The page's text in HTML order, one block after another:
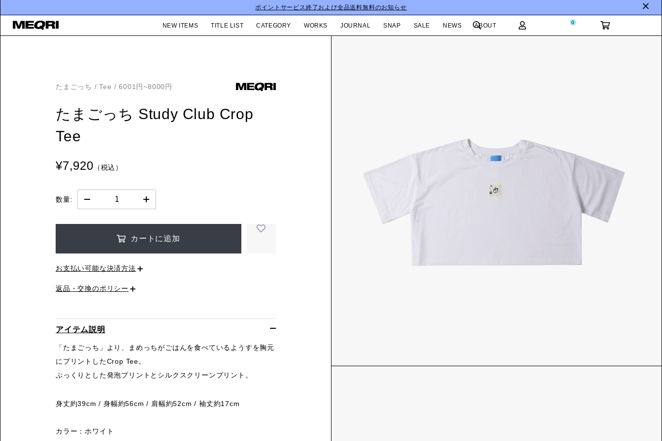
ポイントサービス終了および全品送料無料のお知らせ
NEW ITEMS TITLE LIST CATEGORY WORKS JOURNAL SNAP SALE NEWS ABOUT 0
たまごっち /Tee /6001円~8000円
たまごっち Study Club Crop
Tee
¥7,920 （税込）
数量:
カートに追加
お支払い可能な決済方法
返品・交換のポリシー
アイテム説明
「たまごっち」より、まめっちがごはんを食べているようすを胸元
にプリントしたCrop Tee。
ぷっくりとした発泡プリントとシルクスクリーンプリント。
身丈約39cm / 身幅約56cm / 肩幅約52cm / 袖丈約17cm
カラー：ホワイト